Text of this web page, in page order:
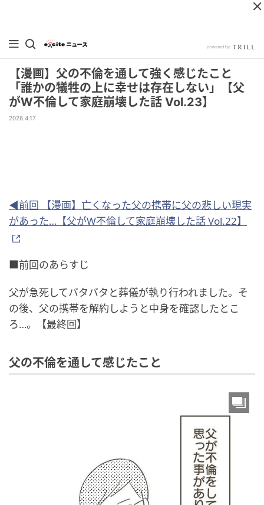
【漫画】父の不倫を通して強く感じたこと
「誰かの犠牲の上に幸せは存在しない」【父
がW不倫して家庭崩壊した話 Vol.23】
2026.4.17
◀前回 【漫画】亡くなった父の携帯に父の悲しい現実
があった…【父がW不倫して家庭崩壊した話 Vol.22】
■前回のあらすじ
父が急死してバタバタと葬儀が執り行われました。そ
の後、父の携帯を解約しようと中身を確認したとこ
ろ…。【最終回】
父の不倫を通して感じたこと